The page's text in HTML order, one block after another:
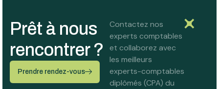
Prêt à nous
rencontrer ?
Prendre rendez-vous
Contactez nos
experts comptables
et collaborez avec
les meilleurs
experts-comptables
diplômés (CPA) du